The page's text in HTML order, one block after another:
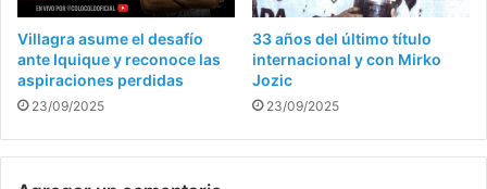
Villagra asume el desafío
ante Iquique y reconoce las
aspiraciones perdidas
23/09/2025
33 años del último título
internacional y con Mirko
Jozic
23/09/2025